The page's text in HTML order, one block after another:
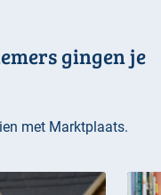
gingen je
met Marktplaats.